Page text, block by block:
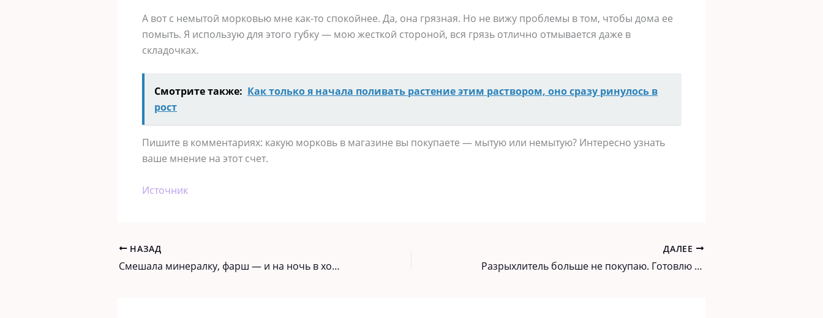
А вот с немытой морковью мне как-то спокойнее. Да, она грязная. Но не вижу проблемы в том, чтобы дома ее
помыть. Я использую для этого губку — мою жесткой стороной, вся грязь отлично отмывается даже в
складочках.
Смотрите также: Как только я начала поливать растение этим раствором, оно сразу ринулось в
рост
Пишите в комментариях: какую морковь в магазине вы покупаете — мытую или немытую? Интересно узнать
ваше мнение на этот счет.
Источник
НАЗАД
Смешала минералку, фарш — и на ночь в холодильник. Котлеты, которые удивили: сочные, пышные и вкуснее «обычных»
ДАЛЕЕ
Разрыхлитель больше не покупаю. Готовлю сама в домашних условиях из 3 ингредиентов